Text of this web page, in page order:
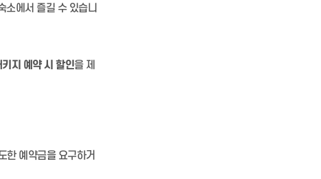
소에서 즐길 수 있습니
지 예약 시 할인을 제
한 예약금을 요구하거